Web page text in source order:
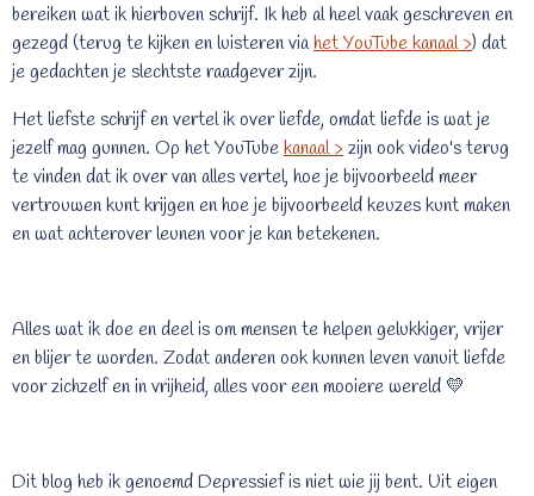
bereiken wat ik hierboven schrijf. Ik heb al heel vaak geschreven en
gezegd (terug te kijken en luisteren viahet YouTube kanaal >) dat
je gedachten je slechtste raadgever zijn.
Het liefste schrijf en vertel ik over liefde, omdat liefde is wat je
jezelf mag gunnen. Op het YouTubekanaal >zijn ook video's terug
te vinden dat ik over van alles vertel, hoe je bijvoorbeeld meer
vertrouwen kunt krijgen en hoe je bijvoorbeeld keuzes kunt maken
en wat achterover leunen voor je kan betekenen.
Alles wat ik doe en deel is om mensen te helpen gelukkiger, vrijer
en blijer te worden. Zodat anderen ook kunnen leven vanuit liefde
voor zichzelf en in vrijheid, alles voor een mooiere wereld 💛
Dit blog heb ik genoemd Depressief is niet wie jij bent. Uit eigen